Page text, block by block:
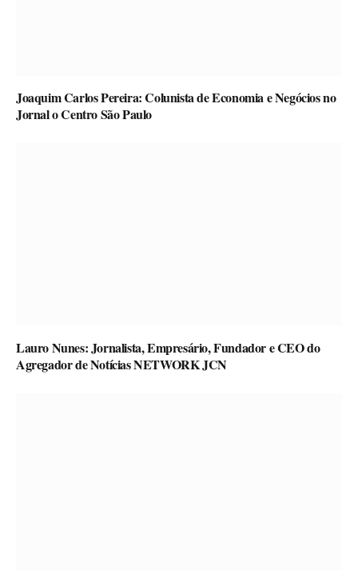
Joaquim Carlos Pereira: Colunista de Economia e Negócios no
Jornal o Centro São Paulo
Lauro Nunes: Jornalista, Empresário, Fundador e CEO do
Agregador de Notícias NETWORK JCN